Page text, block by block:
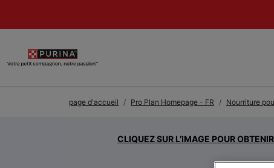
page d'accueil Pro Plan Homepage - FR Nourriture
CLIQUEZ SUR L’IMAGE POUR